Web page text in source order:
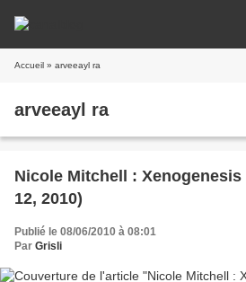
Accueil » arveeayl ra
arveeayl ra
Nicole Mitchell :
12, 2010)
Publié le 08/06/2010 à 08:01
Par Grisli